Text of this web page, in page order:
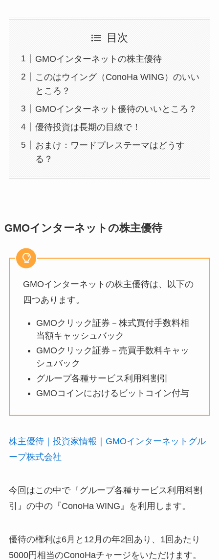
目次
GMOインターネットの株主優待
このはウイング（ConoHa WING）のいい
ところ？
GMOインターネット優待のいいところ？
優待投資は長期の目線で！
おまけ：ワードプレステーマはどうす
る？
GMOインターネットの株主優待
GMOインターネットの株主優待は、以下の
四つあります。
GMOクリック証券－株式買付手数料相
当額キャッシュバック
GMOクリック証券－売買手数料キャッ
シュバック
グループ各種サービス利用料割引
GMOコインにおけるビットコイン付与
株主優待｜投資家情報｜GMOインターネットグル
ープ株式会社
今回はこの中で『グループ各種サービス利用料割
引』の中の『ConoHa WING』を利用します。
優待の権利は6月と12月の年2回あり、1回あたり
5000円相当のConoHaチャージをいただけます。